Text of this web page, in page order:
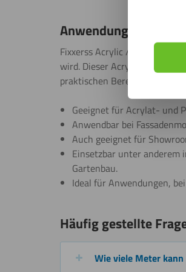
Anwendungsbereiche
Fixxerss Acrylic / PC Super
wird. Dieser Acrylglas-Kleber
praktischen Bereich eingesetzt.
Geeignet für Acrylat- und
Anwendbar bei
Auch geeignet für
Einsetzbar unter anderem
Gartenbau.
Ideal für Anwendungen,
Häufig gestellte
Wie viele Meter